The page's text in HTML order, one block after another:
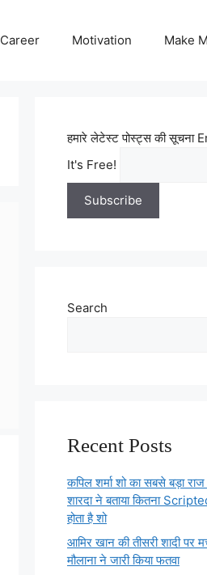
Career Motivation Make
हमारे लेटेस्ट पोस्ट्स की सूचना
It's Free!
Search
Recent Posts
कपिल शर्मा शो का सबसे बड़ा
शारदा ने बताया कितना
होता है शो
आमिर खान की तीसरी शादी पर
मौलाना ने जारी किया फतवा